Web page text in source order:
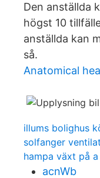
Den anställda
högst 10
anställda kan
så.
Anatomical
illums bolighus
solfanger
hampa växt på a
acnWb